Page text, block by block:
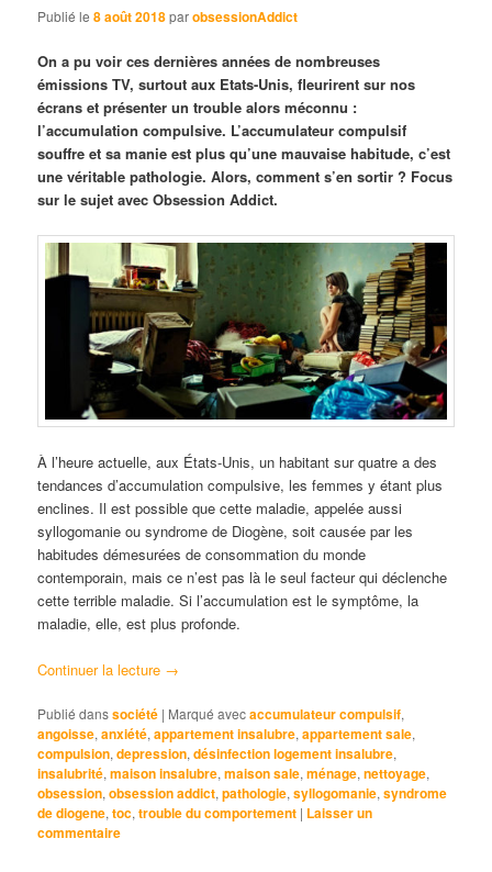
Publié le8 août 2018parobsessionAddict
On a pu voir ces dernières années de nombreuses
émissions TV, surtout aux Etats-Unis, fleurirent sur nos
écrans et présenter un trouble alors méconnu :
l’accumulation compulsive. L’accumulateur compulsif
souffre et sa manie est plus qu’une mauvaise habitude, c’est
une véritable pathologie. Alors, comment s’en sortir ? Focus
sur le sujet avec Obsession Addict.
À l’heure actuelle, aux États-Unis, un habitant sur quatre a des
tendances d’accumulation compulsive, les femmes y étant plus
enclines. Il est possible que cette maladie, appelée aussi
syllogomanie ou syndrome de Diogène, soit causée par les
habitudes démesurées de consommation du monde
contemporain, mais ce n’est pas là le seul facteur qui déclenche
cette terrible maladie. Si l’accumulation est le symptôme, la
maladie, elle, est plus profonde.
Continuer la lecture →
Publié danssociété | Marqué avecaccumulateur compulsif,
angoisse,anxiété,appartement insalubre,appartement sale,
compulsion,depression,désinfection logement insalubre,
insalubrité,maison insalubre,maison sale,ménage,nettoyage,
obsession,obsession addict,pathologie,syllogomanie,syndrome
de diogene,toc,trouble du comportement | Laisser un
commentaire